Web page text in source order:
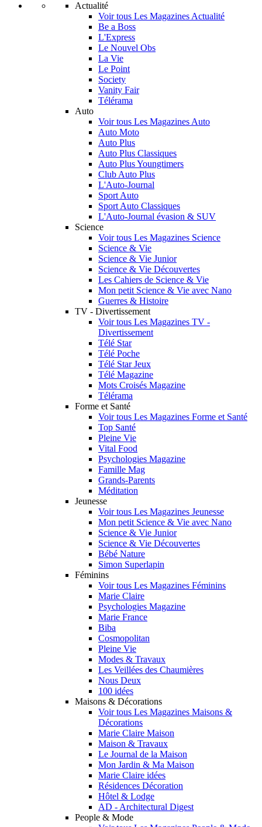
Actualité
Voir tous Les Magazines Actualité
Be a Boss
L'Express
Le Nouvel Obs
La Vie
Le Point
Society
Vanity Fair
Télérama
Auto
Voir tous Les Magazines Auto
Auto Moto
Auto Plus
Auto Plus Classiques
Auto Plus Youngtimers
Club Auto Plus
L'Auto-Journal
Sport Auto
Sport Auto Classiques
L'Auto-Journal évasion & SUV
Science
Voir tous Les Magazines Science
Science & Vie
Science & Vie Junior
Science & Vie Découvertes
Les Cahiers de Science & Vie
Mon petit Science & Vie avec Nano
Guerres & Histoire
TV - Divertissement
Voir tous Les Magazines TV -
Divertissement
Télé Star
Télé Poche
Télé Star Jeux
Télé Magazine
Mots Croisés Magazine
Télérama
Forme et Santé
Voir tous Les Magazines Forme et Santé
Top Santé
Pleine Vie
Vital Food
Psychologies Magazine
Famille Mag
Grands-Parents
Méditation
Jeunesse
Voir tous Les Magazines Jeunesse
Mon petit Science & Vie avec Nano
Science & Vie Junior
Science & Vie Découvertes
Bébé Nature
Simon Superlapin
Féminins
Voir tous Les Magazines Féminins
Marie Claire
Psychologies Magazine
Marie France
Biba
Cosmopolitan
Pleine Vie
Modes & Travaux
Les Veillées des Chaumières
Nous Deux
100 idées
Maisons & Décorations
Voir tous Les Magazines Maisons &
Décorations
Marie Claire Maison
Maison & Travaux
Le Journal de la Maison
Mon Jardin & Ma Maison
Marie Claire idées
Résidences Décoration
Hôtel & Lodge
AD - Architectural Digest
People & Mode